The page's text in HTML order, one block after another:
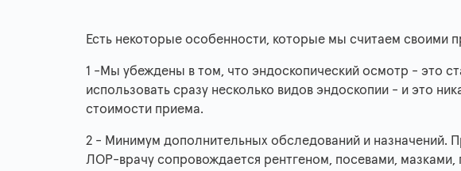
Есть некоторые особенности, которые мы считаем своими
1 -Мы убеждены в том, что эндоскопический осмотр - это
использовать сразу несколько видов эндоскопии - и это
стоимости приема.
2 - Минимум дополнительных обследований и назначений.
ЛОР-врачу сопровождается рентгеном, посевами,